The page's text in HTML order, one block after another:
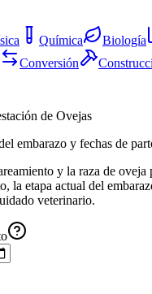
Química Biología
Conversión
de Ovejas
embarazo y fechas de
y la raza de oveja
la etapa actual del
veterinario.